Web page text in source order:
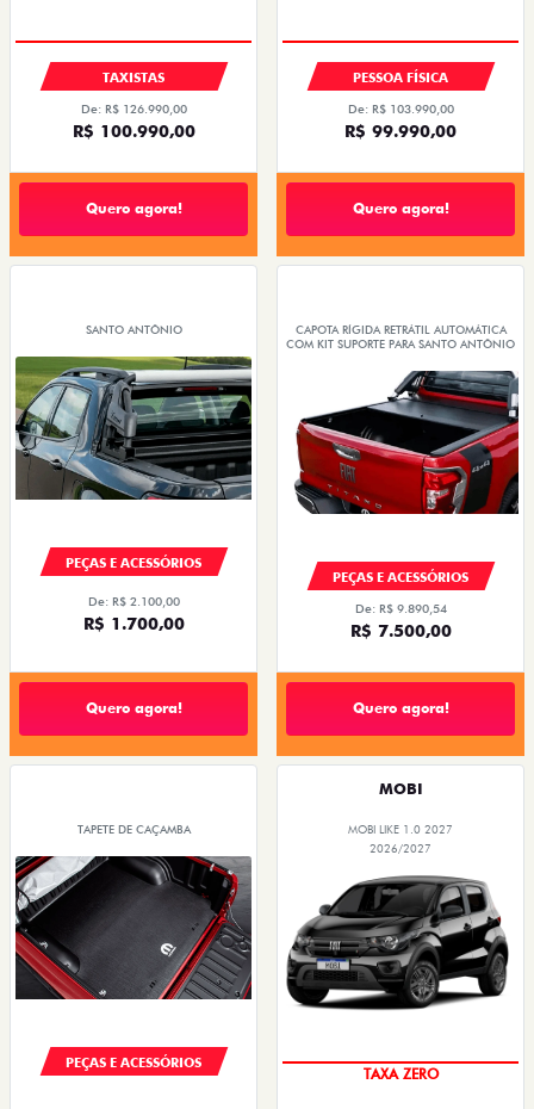
TAXISTAS
De: R$ 126.990,00
R$ 100.990,00
Quero agora!
PESSOA FÍSICA
De: R$ 103.990,00
R$ 99.990,00
Quero agora!
SANTO ANTÔNIO
PEÇAS E ACESSÓRIOS
De: R$ 2.100,00
R$ 1.700,00
Quero agora!
CAPOTA RÍGIDA RETRÁTIL AUTOMÁTICA
COM KIT SUPORTE PARA SANTO ANTÔNIO
PEÇAS E ACESSÓRIOS
De: R$ 9.890,54
R$ 7.500,00
Quero agora!
TAPETE DE CAÇAMBA
PEÇAS E ACESSÓRIOS
MOBI
MOBI LIKE 1.0 2027
2026/2027